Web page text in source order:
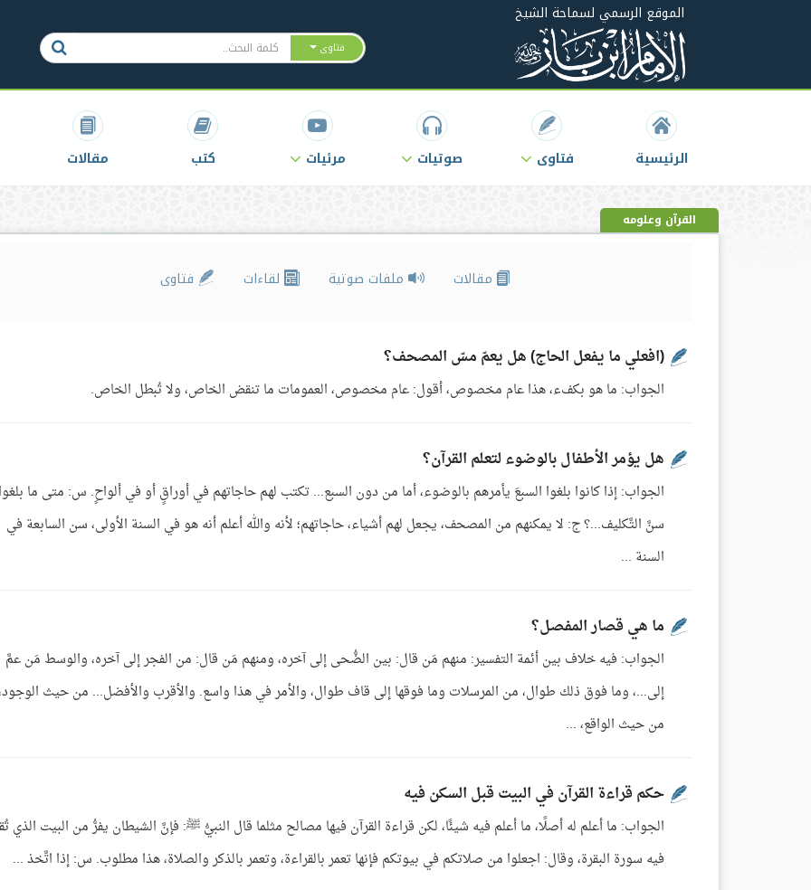
الموقع الرسمي لسماحة الشيخ
فتاوى
الرئيسية فتاوى صوتيات مرئيات كتب مقالات
القرآن وعلومه
مقالات ملفات صوتية لقاءات فتاوى
(افعلي ما يفعل الحاج) هل يعمّ مسّ المصحف؟
الجواب: ما هو بكفء، هذا عام مخصوص، أقول: عام مخصوص، العمومات ما تنقض الخاص، ولا تُبطل الخاص.
هل يؤمر الأطفال بالوضوء لتعلم القرآن؟
الجواب: إذا كانوا بلغوا السبعَ يأمرهم بالوضوء، أما من دون السبع... تكتب لهم حاجاتهم في أوراقٍ أو في ألواحٍ. س: متى ما
سنَّ التَّكليف...؟ ج: لا يمكنهم من المصحف، يجعل لهم أشياء، حاجاتهم؛ لأنه والله أعلم أنه هو في السنة الأولى، سن السابعة في
السنة ...
ما هي قصار المفصل؟
الجواب: فيه خلاف بين أئمة التفسير: منهم مَن قال: بين الضُّحى إلى آخره، ومنهم مَن قال: من الفجر إلى آخره، والوسط مَن عمَّ
إلى...، وما فوق ذلك طوال، من المرسلات وما فوقها إلى قاف طوال، والأمر في هذا واسع. والأقرب والأفضل... من حيث
من حيث الواقع، ...
حكم قراءة القرآن في البيت قبل السكن فيه
الجواب: ما أعلم له أصلًا، ما أعلم فيه شيئًا، لكن قراءة القرآن فيها مصالح مثلما قال النبيُّ ﷺ: فإنَّ الشيطان يفرُّ من البيت الذي
فيه سورة البقرة، وقال: اجعلوا من صلاتكم في بيوتكم فإنها تعمر بالقراءة، وتعمر بالذكر والصلاة، هذا مطلوب. س: إذا اتَّخذ ...